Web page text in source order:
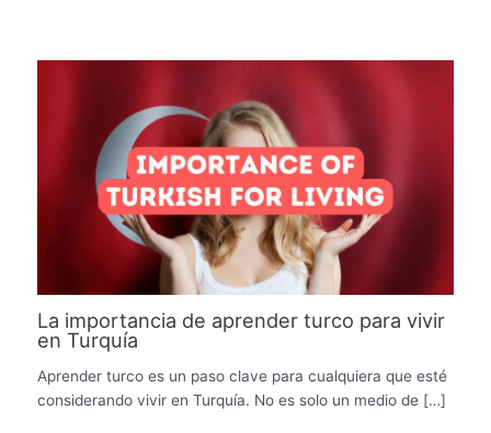
La importancia de aprender turco para vivir
en Turquía
Aprender turco es un paso clave para cualquiera que esté
considerando vivir en Turquía. No es solo un medio de […]